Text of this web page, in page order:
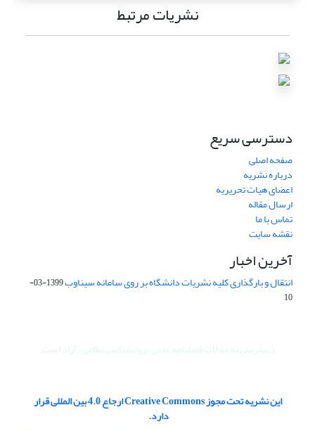
نشریات مرتبط
دسترسی سریع
صفحه اصلی
درباره نشریه
اعضای هیات تحریریه
ارسال مقاله
تماس با ما
نقشه سایت
آخرین اخبار
انتقال و بارگذاری کلیه نشریات دانشگاه بر روی سامانه سیناوب
1399-03-
10
این نشریه تحت مجوز Creative Commons ارجاع 4.0 بین المللی قرار
دارد.